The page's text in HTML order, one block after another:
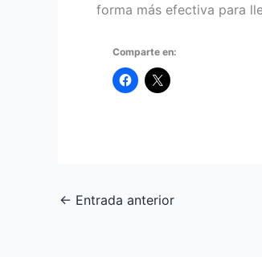
forma más efectiva para
Comparte en:
← Entrada anterior